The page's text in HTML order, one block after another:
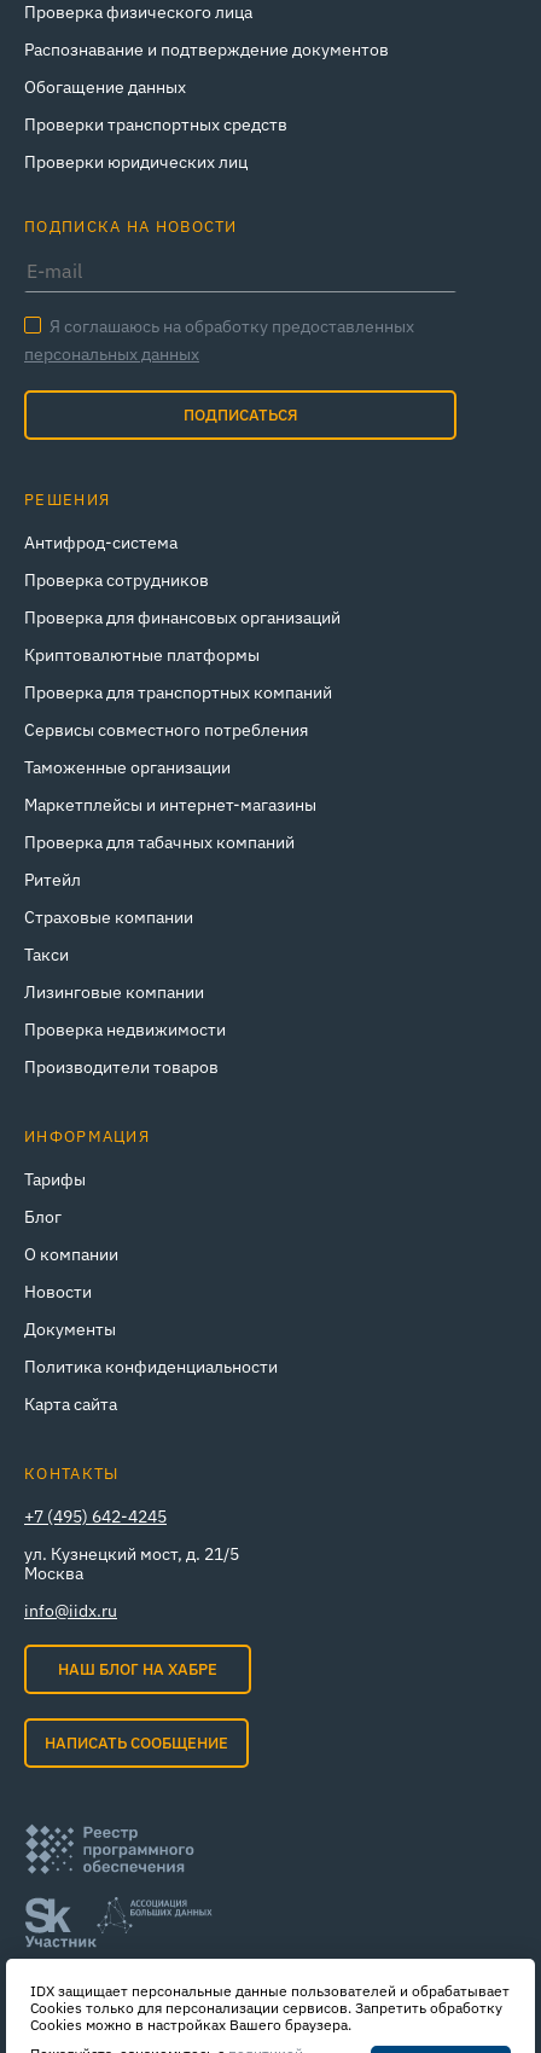
Проверка физического лица
Распознавание и подтверждение документов
Обогащение данных
Проверки транспортных средств
Проверки юридических лиц
ПОДПИСКА НА НОВОСТИ
Я соглашаюсь на обработку предоставленных
персональных данных
ПОДПИСАТЬСЯ
РЕШЕНИЯ
Антифрод-система
Проверка сотрудников
Проверка для финансовых организаций
Криптовалютные платформы
Проверка для транспортных компаний
Сервисы совместного потребления
Таможенные организации
Маркетплейсы и интернет‑магазины
Проверка для табачных компаний
Ритейл
Страховые компании
Такси
Лизинговые компании
Проверка недвижимости
Производители товаров
ИНФОРМАЦИЯ
Тарифы
Блог
О компании
Новости
Документы
Политика конфиденциальности
Карта сайта
КОНТАКТЫ
+7 (495) 642-4245
ул. Кузнецкий мост, д. 21/5
Москва
info@iidx.ru
НАШ БЛОГ НА ХАБРЕ
НАПИСАТЬ СООБЩЕНИЕ
© 2017- 2026 ООО «Системы управления идентификацией»
IDX защищает персональные данные пользователей и обрабатывает
Cookies только для персонализации сервисов. Запретить обработку
Cookies можно в настройках Вашего браузера.